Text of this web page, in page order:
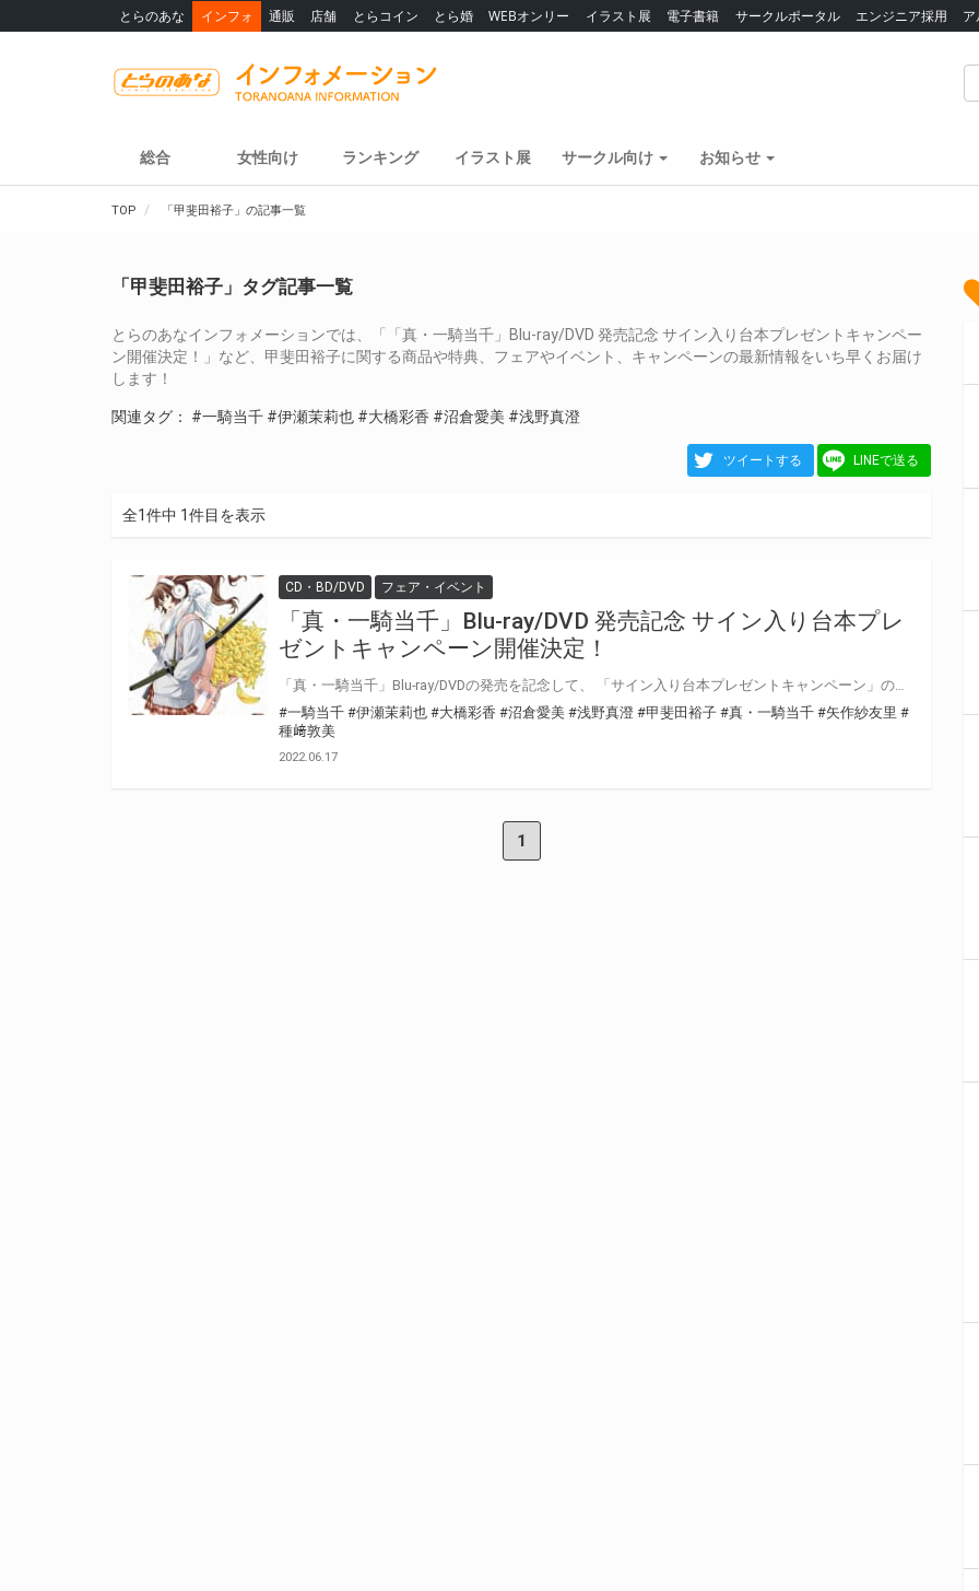
とらのあな インフォ 通販 店舗 とらコイン とら婚 WEBオンリー イラスト展 電子書籍 サークルポータル エンジニア採用
総合 女性向け ランキング イラスト展 サークル向け お知らせ
TOP 「甲斐田裕子」の記事一覧
「甲斐田裕子」タグ記事一覧
とらのあなインフォメーションでは、「「真・一騎当千」Blu-ray/DVD 発売記念 サイン入り台本プレゼントキャンペー
ン開催決定！」など、甲斐田裕子に関する商品や特典、フェアやイベント、キャンペーンの最新情報をいち早くお届け
します！
関連タグ： #一騎当千 #伊瀬茉莉也 #大橋彩香 #沼倉愛美 #浅野真澄
ツイートする LINEで送る
全1件中 1件目を表示
CD・BD/DVD フェア・イベント
「真・一騎当千」Blu-ray/DVD 発売記念 サイン入り台本プレ
ゼントキャンペーン開催決定！
#一騎当千 #伊瀬茉莉也 #大橋彩香 #沼倉愛美 #浅野真澄 #甲斐田裕子 #真・一騎当千 #矢作紗友里 #
種﨑敦美
2022.06.17
1